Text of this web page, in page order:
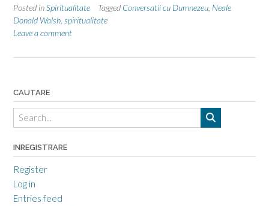
creatori”
Posted inSpiritualitate Tagged Conversatii cu Dumnezeu Neale
Donald Walsh spiritualitate
Leave a comment
CAUTARE
INREGISTRARE
Register
Log in
Entries feed